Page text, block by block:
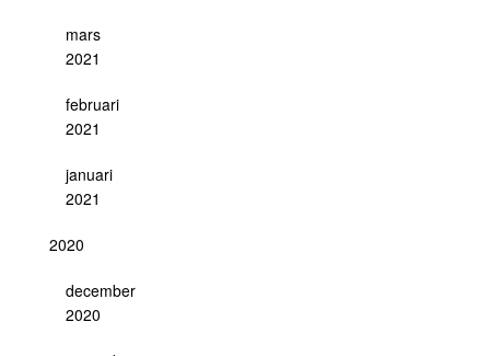
mars
2021
februari
2021
januari
2021
2020
december
2020